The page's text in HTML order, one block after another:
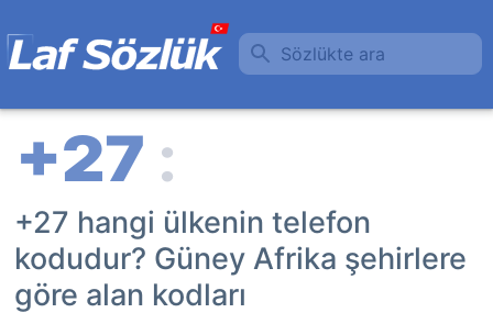
Sözlükte ara
+27 hangi ülkenin telefon
kodudur? Güney Afrika şehirlere
göre alan kodları